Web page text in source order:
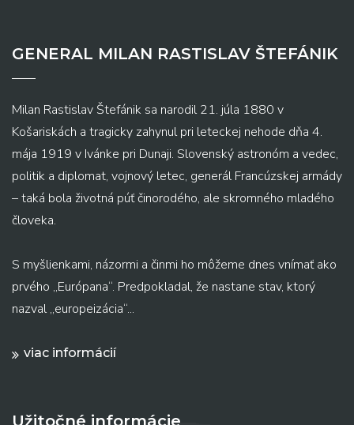
GENERAL MILAN RASTISLAV ŠTEFÁNIK
Milan Rastislav Štefánik sa narodil 21. júla 1880 v
Košariskách a tragicky zahynul pri leteckej nehode dňa 4.
mája 1919 v Ivánke pri Dunaji. Slovenský astronóm a vedec,
politik a diplomat, vojnový letec, generál Francúzskej armády
– taká bola životná púť činorodého, ale skromného mladého
človeka.
S myšlienkami, názormi a činmi ho môžeme dnes vnímať ako
prvého „Európana“. Predpokladal, že nastane stav, ktorý
nazval „europeizácia“...
viac informácií
Užitočné informácie